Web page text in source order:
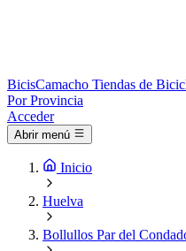
BicisCamacho Tiendas de
Por Provincia
Acceder
Abrir menú
Inicio
Huelva
Bollullos Par del